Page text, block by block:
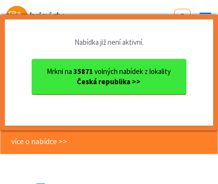
Od první brigády
Nabídka již není aktivní.
Mrkni na35871 volných nabídek z lokality
Česká republika >>
Pardubický kraj
okres Pardubice
Pardubice
Obchodník/Nákupčí (odpadové...
Obchodník/Nákupčí (odpadové
více o nabídce >>